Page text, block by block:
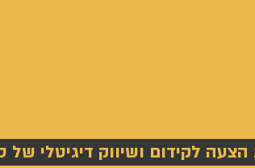
לקידום ושיווק דיגיטלי של